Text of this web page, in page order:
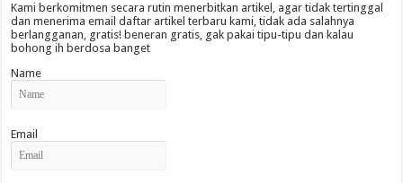
Kami berkomitmen secara rutin menerbitkan artikel, agar tidak tertinggal
dan menerima email daftar artikel terbaru kami, tidak ada salahnya
berlangganan, gratis! beneran gratis, gak pakai tipu-tipu dan kalau
bohong ih berdosa banget
Name
Email